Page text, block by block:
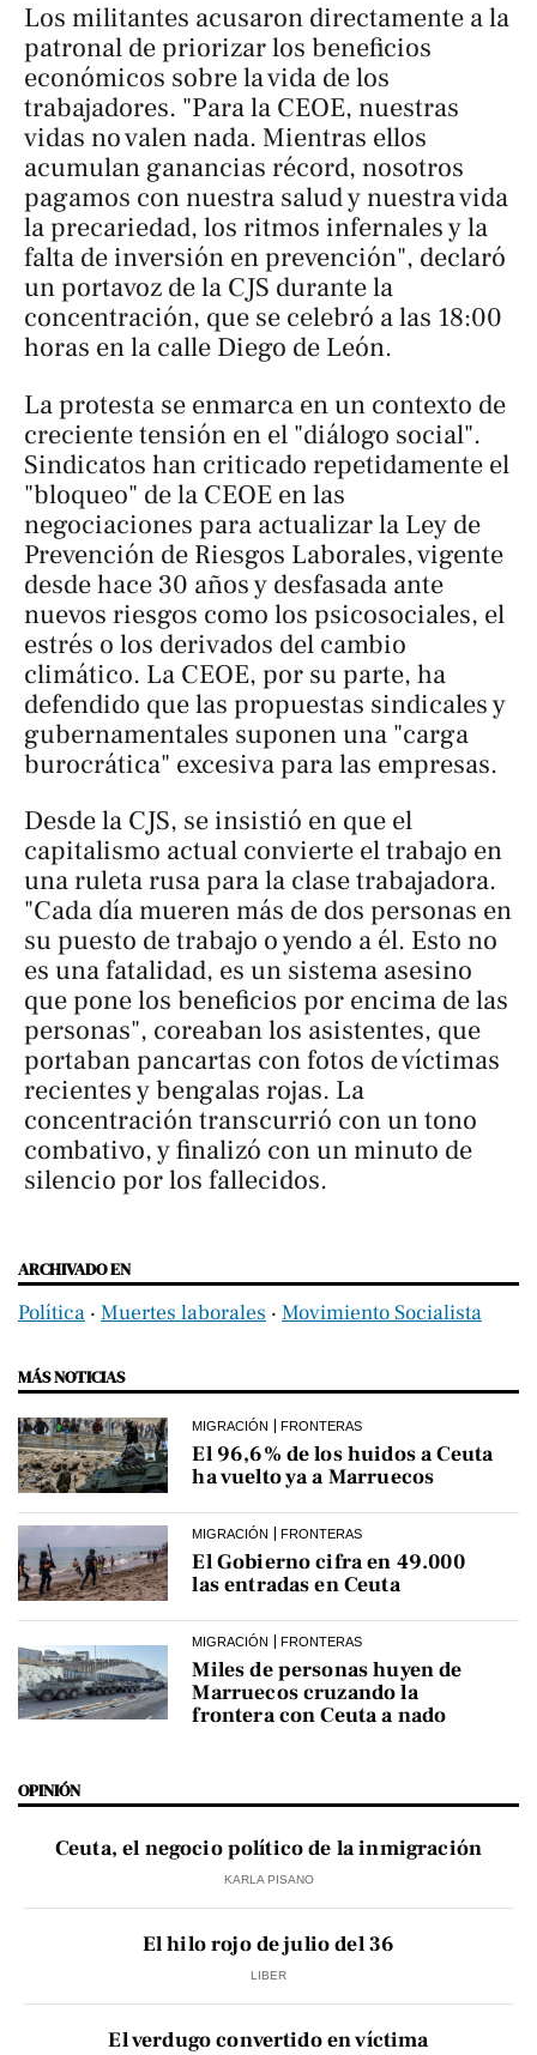
Los militantes acusaron directamente a la
patronal de priorizar los beneficios
económicos sobre la vida de los
trabajadores. "Para la CEOE, nuestras
vidas no valen nada. Mientras ellos
acumulan ganancias récord, nosotros
pagamos con nuestra salud y nuestra vida
la precariedad, los ritmos infernales y la
falta de inversión en prevención", declaró
un portavoz de la CJS durante la
concentración, que se celebró a las 18:00
horas en la calle Diego de León.
La protesta se enmarca en un contexto de
creciente tensión en el "diálogo social".
Sindicatos han criticado repetidamente el
"bloqueo" de la CEOE en las
negociaciones para actualizar la Ley de
Prevención de Riesgos Laborales, vigente
desde hace 30 años y desfasada ante
nuevos riesgos como los psicosociales, el
estrés o los derivados del cambio
climático. La CEOE, por su parte, ha
defendido que las propuestas sindicales y
gubernamentales suponen una "carga
burocrática" excesiva para las empresas.
Desde la CJS, se insistió en que el
capitalismo actual convierte el trabajo en
una ruleta rusa para la clase trabajadora.
"Cada día mueren más de dos personas en
su puesto de trabajo o yendo a él. Esto no
es una fatalidad, es un sistema asesino
que pone los beneficios por encima de las
personas", coreaban los asistentes, que
portaban pancartas con fotos de víctimas
recientes y bengalas rojas. La
concentración transcurrió con un tono
combativo, y finalizó con un minuto de
silencio por los fallecidos.
ARCHIVADO EN
Política ‧ Muertes laborales ‧ Movimiento Socialista
MÁS NOTICIAS
MIGRACIÓN FRONTERAS
El 96,6% de los huidos a Ceuta
ha vuelto ya a Marruecos
MIGRACIÓN FRONTERAS
El Gobierno cifra en 49.000
las entradas en Ceuta
MIGRACIÓN FRONTERAS
Miles de personas huyen de
Marruecos cruzando la
frontera con Ceuta a nado
OPINIÓN
Ceuta, el negocio político de la inmigración
KARLA PISANO
El hilo rojo de julio del 36
LIBER
El verdugo convertido en víctima